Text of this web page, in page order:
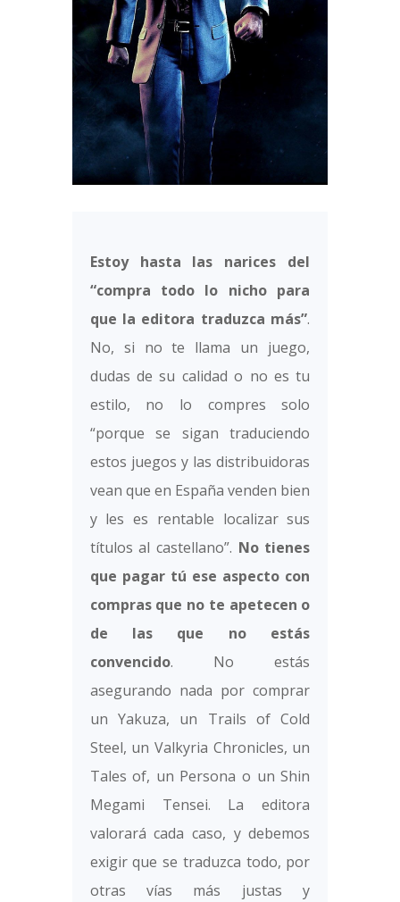
Estoy hasta las narices del
“compra todo lo nicho para
que la editora traduzca más”.
No, si no te llama un juego,
dudas de su calidad o no es tu
estilo, no lo compres solo
“porque se sigan traduciendo
estos juegos y las distribuidoras
vean que en España venden bien
y les es rentable localizar sus
títulos al castellano”. No tienes
que pagar tú ese aspecto con
compras que no te apetecen o
de las que no estás
convencido. No estás
asegurando nada por comprar
un Yakuza, un Trails of Cold
Steel, un Valkyria Chronicles, un
Tales of, un Persona o un Shin
Megami Tensei. La editora
valorará cada caso, y debemos
exigir que se traduzca todo, por
otras vías más justas y